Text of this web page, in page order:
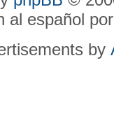
al español
by